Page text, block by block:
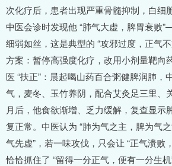
次化疗后，患者出现严重骨髓抑制，白细
中医会诊时发现他 “肺气大虚，脾胃衰败
细弱如丝，这是典型的 “攻邪过度，正气
方案：暂停高强度化疗，改用小剂量靶向
医 “扶正”：晨起喝山药百合粥健脾润肺，
气，麦冬、玉竹养阴，配合艾灸足三里、
月后，他食欲渐增、乏力缓解，复查显示
复正常。中医认为 “肺为气之主，脾为气
气先虚”，若一味攻伐，只会让 “正气溃败
恰恰抓住了 “留得一分正气，便有一分生机